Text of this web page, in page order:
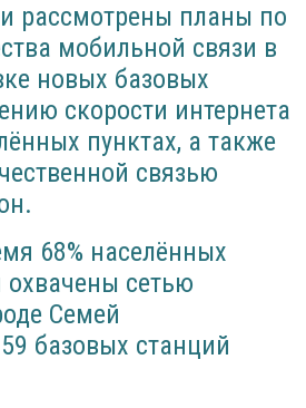
рассмотрены планы по
мобильной связи в
новых базовых
скорости интернета
пунктах, а также
связью
68% населённых
охвачены сетью
Семей
базовых станций